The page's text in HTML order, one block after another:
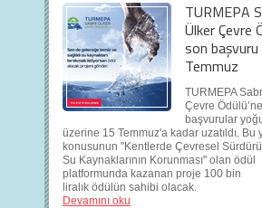
TURMEPA
Ülker Çevre
son
Temmuz
TURMEPA
Çevre Ödülü’ne
başvurular
üzerine 15 Temmuz'a kadar uzatıldı. Bu
konusunun "Kentlerde Çevresel
Su Kaynaklarının Korunması" olan ödül
platformunda kazanan proje 100 bin
liralık ödülün sahibi olacak.
Devamını oku